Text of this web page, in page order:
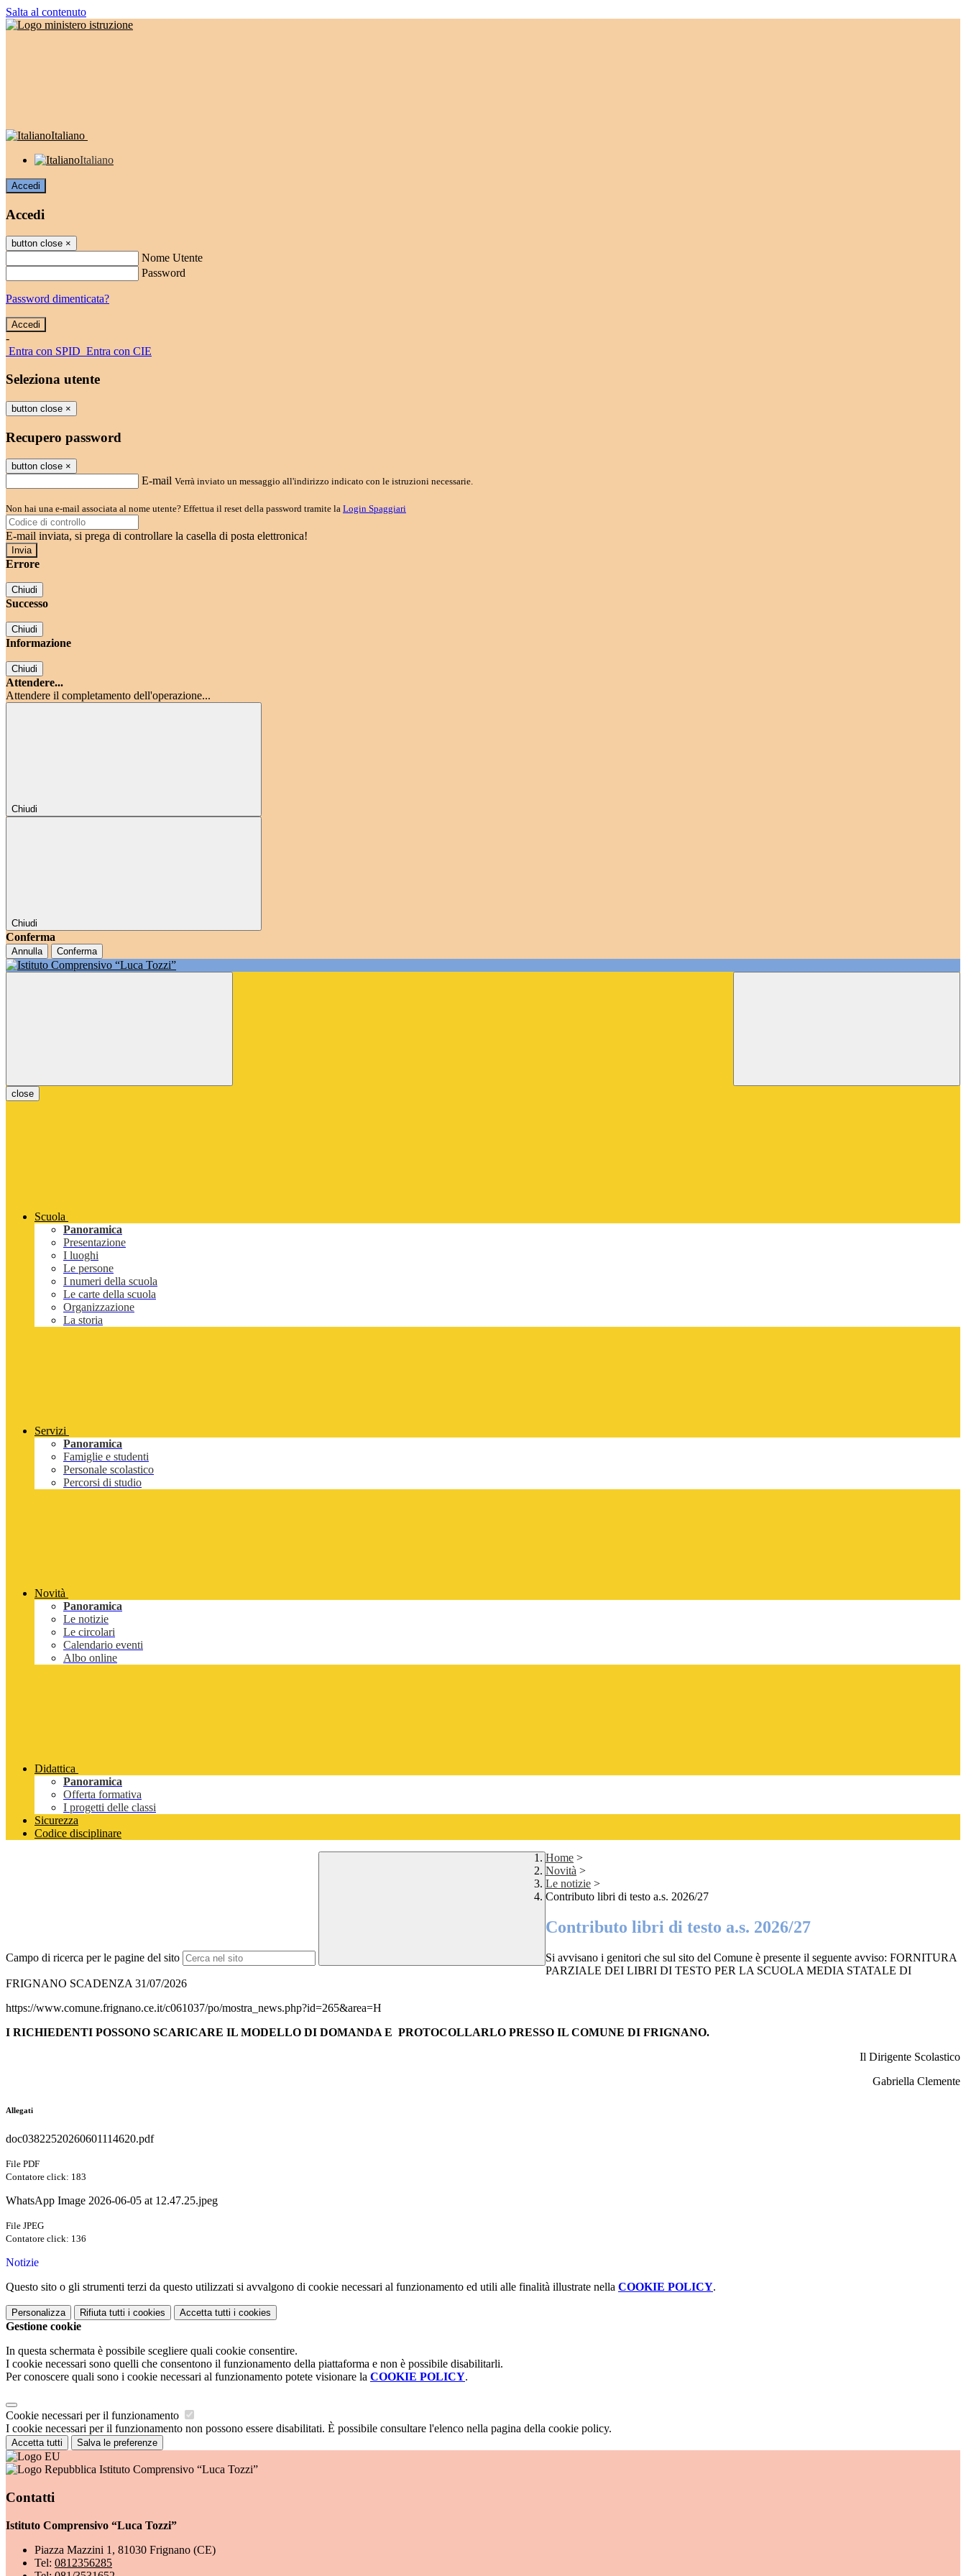
Salta al contenuto
Italiano
Italiano
Accedi
Accedi
button close ×
Nome Utente
Password
Password dimenticata?
-
Entra con SPID Entra con CIE
Seleziona utente
button close ×
Recupero password
button close ×
E-mail Verrà inviato un messaggio all'indirizzo indicato con le istruzioni necessarie.
Non hai una e-mail associata al nome utente? Effettua il reset della password tramite la Login Spaggiari
E-mail inviata, si prega di controllare la casella di posta elettronica!
Errore
Chiudi
Successo
Chiudi
Informazione
Chiudi
Attendere...
Attendere il completamento dell'operazione...
Chiudi
Chiudi
Conferma
Annulla Conferma
close
Scuola
Panoramica
Presentazione
I luoghi
Le persone
I numeri della scuola
Le carte della scuola
Organizzazione
La storia
Servizi
Panoramica
Famiglie e studenti
Personale scolastico
Percorsi di studio
Novità
Panoramica
Le notizie
Le circolari
Calendario eventi
Albo online
Didattica
Panoramica
Offerta formativa
I progetti delle classi
Sicurezza
Codice disciplinare
Campo di ricerca per le pagine del sito
Home >
Novità >
Le notizie >
Contributo libri di testo a.s. 2026/27
Contributo libri di testo a.s. 2026/27
Si avvisano i genitori che sul sito del Comune è presente il seguente avviso: FORNITURA
PARZIALE DEI LIBRI DI TESTO PER LA SCUOLA MEDIA STATALE DI
FRIGNANO SCADENZA 31/07/2026
https://www.comune.frignano.ce.it/c061037/po/mostra_news.php?id=265&area=H
I RICHIEDENTI POSSONO SCARICARE IL MODELLO DI DOMANDA E PROTOCOLLARLO PRESSO IL COMUNE DI FRIGNANO.
Il Dirigente Scolastico
Gabriella Clemente
Allegati
doc03822520260601114620.pdf
File PDF
Contatore click: 183
WhatsApp Image 2026-06-05 at 12.47.25.jpeg
File JPEG
Contatore click: 136
Notizie
Questo sito o gli strumenti terzi da questo utilizzati si avvalgono di cookie necessari al funzionamento ed utili alle finalità illustrate nella COOKIE POLICY.
Personalizza Rifiuta tutti i cookies Accetta tutti i cookies
Gestione cookie
In questa schermata è possibile scegliere quali cookie consentire.
I cookie necessari sono quelli che consentono il funzionamento della piattaforma e non è possibile disabilitarli.
Per conoscere quali sono i cookie necessari al funzionamento potete visionare la COOKIE POLICY.
Cookie necessari per il funzionamento
I cookie necessari per il funzionamento non possono essere disabilitati. È possibile consultare l'elenco nella pagina della cookie policy.
Accetta tutti Salva le preferenze
Istituto Comprensivo “Luca Tozzi”
Contatti
Istituto Comprensivo “Luca Tozzi”
Piazza Mazzini 1, 81030 Frignano (CE)
Tel: 0812356285